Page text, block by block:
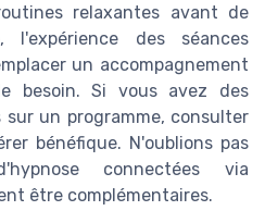
relaxantes avant de
l'expérience des séances
un accompagnement
besoin. Si vous avez des
un programme, consulter
bénéfique. N'oublions pas
connectées via
être complémentaires.